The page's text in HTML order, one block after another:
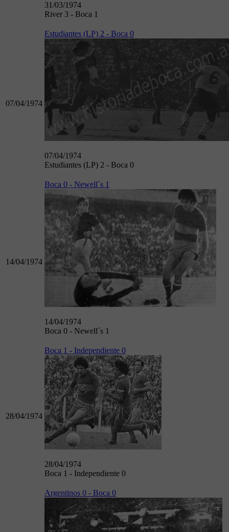
31/03/1974
River 3 - Boca 1
07/04/1974
Estudiantes (LP) 2 - Boca 0
07/04/1974
Estudiantes (LP) 2 - Boca 0
14/04/1974
Boca 0 - Newell´s 1
14/04/1974
Boca 0 - Newell´s 1
28/04/1974
Boca 1 - Independiente 0
28/04/1974
Boca 1 - Independiente 0
Argentinos 0 - Boca 0